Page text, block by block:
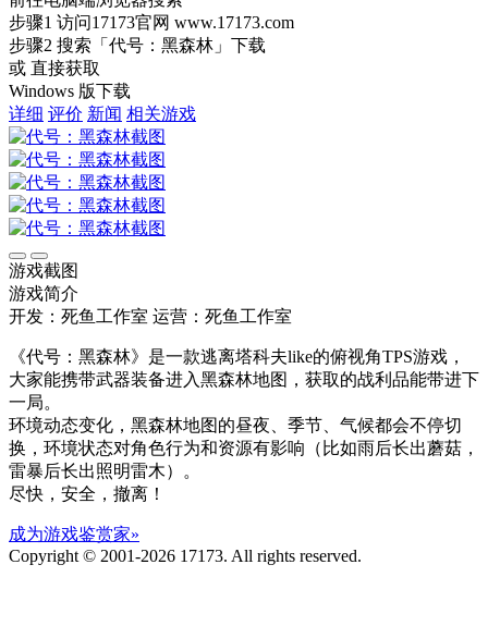
步骤1 访问17173官网 www.17173.com
步骤2 搜索 「代号：黑森林」 下载
或 直接获取
Windows 版下载
详细 评价 新闻 相关游戏
游戏截图
游戏简介
开发：死鱼工作室 运营：死鱼工作室
《代号：黑森林》是一款逃离塔科夫like的俯视角TPS游戏，
大家能携带武器装备进入黑森林地图，获取的战利品能带进下
一局。
环境动态变化，黑森林地图的昼夜、季节、气候都会不停切
换，环境状态对角色行为和资源有影响（比如雨后长出蘑菇，
雷暴后长出照明雷木）。
尽快，安全，撤离！
成为游戏鉴赏家»
Copyright © 2001-2026 17173. All rights reserved.